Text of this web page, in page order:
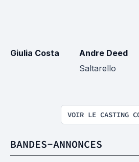
Giulia Costa
Andre Deed
Saltarello
VOIR LE CASTING
BANDES-ANNONCES